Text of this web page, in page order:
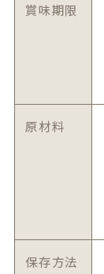
賞味期限
原材料
保存方法